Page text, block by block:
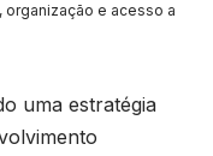
e acesso a
uma estratégia